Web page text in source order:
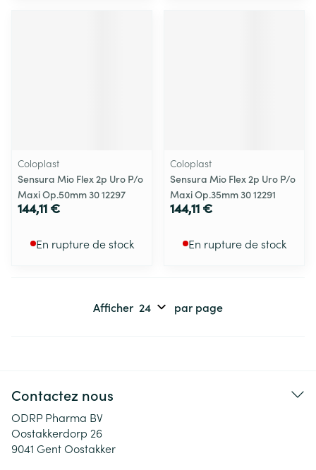
Coloplast
Sensura Mio Flex 2p Uro P/o
Maxi Op.50mm 30 12297
144,11 €
En rupture de stock
Coloplast
Sensura Mio Flex 2p Uro P/o
Maxi Op.35mm 30 12291
144,11 €
En rupture de stock
Afficher par page
Contactez nous
ODRP Pharma BV
Oostakkerdorp 26
9041 Gent Oostakker